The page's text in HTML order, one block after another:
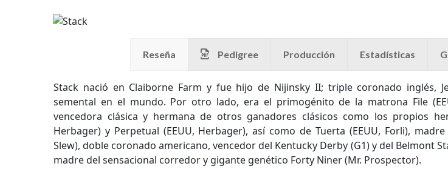
Reseña Pedigree Producción Estadísticas
Stack nació en Claiborne Farm y fue hijo de Nijinsky II; triple coronado inglés,
semental en el mundo. Por otro lado, era el primogénito de la matrona File
vencedora clásica y hermana de otros ganadores clásicos como los propios
Herbager) y Perpetual (EEUU, Herbager), así como de Tuerta (EEUU, Forli), madre
Slew), doble coronado ameri­cano, vencedor del Kentucky Derby (G1) y del Belmont
madre del sensacional corredor y gigante genético Forty Niner (Mr. Prospector).